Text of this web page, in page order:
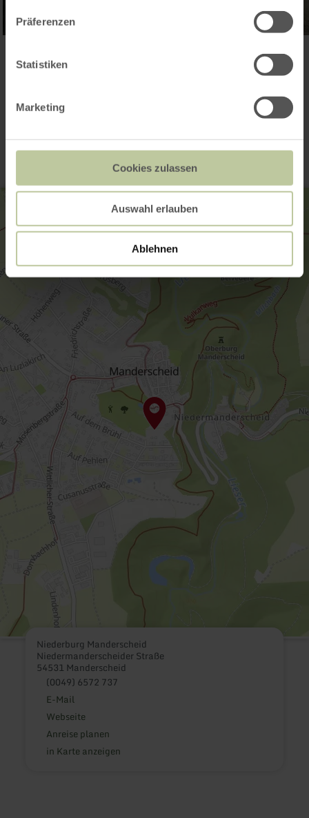
Präferenzen
Statistiken
Marketing
Cookies zulassen
Auswahl erlauben
Ablehnen
Kontakt
Niederburg Manderscheid
Niedermanderscheider Straße
54531 Manderscheid
(0049) 6572 737
E-Mail
Webseite
Anreise planen
in Karte anzeigen